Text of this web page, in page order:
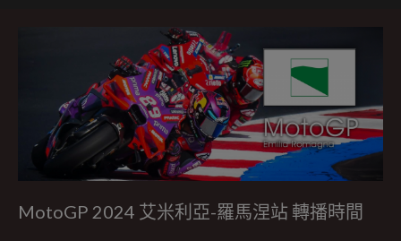
MotoGP 2024 艾米利亞-羅馬涅站 轉播時間